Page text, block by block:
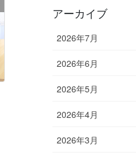
アーカイブ
2026年7月
2026年6月
2026年5月
2026年4月
2026年3月